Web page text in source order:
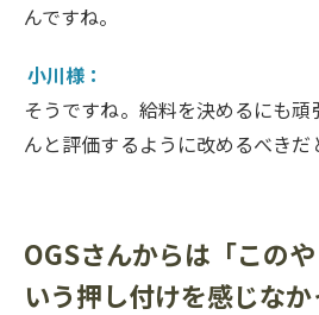
んですね。
小川様：
そうですね。給料を決めるにも頑
んと評価するように改めるべきだ
OGSさんからは「この
いう押し付けを感じなか